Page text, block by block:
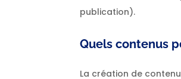
publication).
Quels contenus
La création de